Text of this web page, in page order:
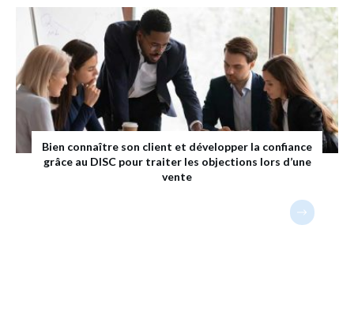
Bien connaître son client et développer la confiance
grâce au DISC pour traiter les objections lors d’une
vente